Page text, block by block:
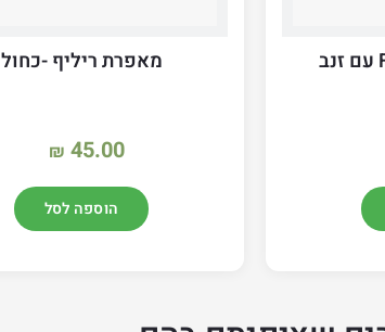
מאפרת ריליף -כחול
₪ 45.00
הוספה לסל